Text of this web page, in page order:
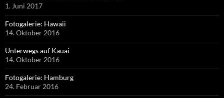
1. Juni 2017
Fotogalerie: Hawaii
14. Oktober 2016
Unterwegs auf Kauai
14. Oktober 2016
Fotogalerie: Hamburg
24. Februar 2016